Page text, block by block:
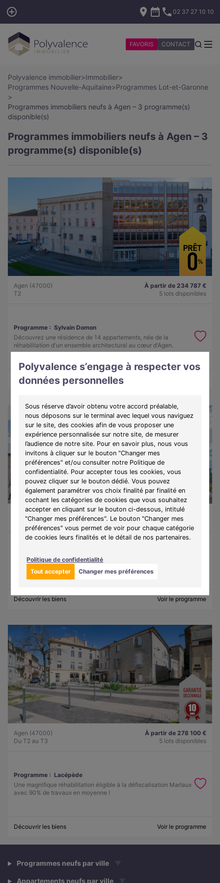
Polyvalence s’engage à respecter vos
données personnelles
Sous réserve d’avoir obtenu votre accord préalable,
nous déposons sur le terminal avec lequel vous naviguez
sur le site, des cookies afin de vous proposer une
expérience personnalisée sur notre site, de mesurer
l’audience de notre site. Pour en savoir plus, nous vous
invitons à cliquer sur le bouton "Changer mes
préférences" et/ou consulter notre Politique de
confidentialité. Pour accepter tous les cookies, vous
pouvez cliquer sur le bouton dédié. Vous pouvez
également paramétrer vos choix finalité par finalité en
cochant les catégories de cookies que vous souhaitez
accepter en cliquant sur le bouton ci-dessous, intitulé
"Changer mes préférences". Le bouton "Changer mes
préférences" vous permet de voir pour chaque catégorie
de cookies leurs finalités et le détail de nos partenaires.
Politique de confidentialité
Tout accepter
Changer mes préférences
02 37 27 10 10
FAVORIS CONTACT
Polyvalence immobilier>Immobilier>
Programmes Nouvelle-Aquitaine>Programmes Lot-et-Garonne
>
Programmes immobiliers neufs à Agen – 3 programme(s)
disponible(s)
Programmes immobiliers neufs à Agen – 3
programme(s) disponible(s)
Agen (47000)
T2
À partir de 234 787 €
5 lots disponibles
Programme : Sylvain Domon
Découvrez une résidence de 14 appartements, née de la
réhabilitation d'un ensemble architectural au cœur d'Agen.
Découvrir les biens
Agen (47000)
À partir de 246 500 €
4 lots disponibles
Coeur du 20 eme
Idéal pour investir en Loi Malraux.
Découvrir les biens Voir le programme
Agen (47000)
Du T2 au T3
À partir de 278 100 €
5 lots disponibles
Programme : Lacépède
Une magnifique réhabilitation éligible à la défiscalisation Marlaux
avec 90% de travaux en moyenne !
Découvrir les biens Voir le programme
Programmes neufs par ville
Appartements neufs par ville